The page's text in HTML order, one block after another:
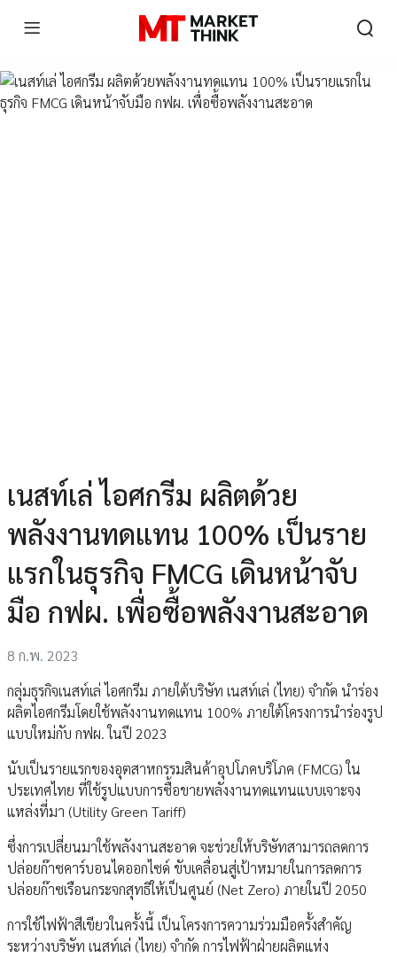
เนสท์เล่ ไอศกรีม ผลิตด้วย
พลังงานทดแทน 100% เป็นราย
แรกในธุรกิจ FMCG เดินหน้าจับ
มือ กฟผ. เพื่อซื้อพลังงานสะอาด
8 ก.พ. 2023
กลุ่มธุรกิจเนสท์เล่ ไอศกรีม ภายใต้บริษัท เนสท์เล่ (ไทย) จำกัด นำร่อง
ผลิตไอศกรีมโดยใช้พลังงานทดแทน 100% ภายใต้โครงการนำร่องรูป
แบบใหม่กับ กฟผ. ในปี 2023
นับเป็นรายแรกของอุตสาหกรรมสินค้าอุปโภคบริโภค (FMCG) ใน
ประเทศไทย ที่ใช้รูปแบบการซื้อขายพลังงานทดแทนแบบเจาะจง
แหล่งที่มา (Utility Green Tariff)
ซึ่งการเปลี่ยนมาใช้พลังงานสะอาด จะช่วยให้บริษัทสามารถลดการ
ปล่อยก๊าซคาร์บอนไดออกไซด์ ขับเคลื่อนสู่เป้าหมายในการลดการ
ปล่อยก๊าซเรือนกระจกสุทธิให้เป็นศูนย์ (Net Zero) ภายในปี 2050
การใช้ไฟฟ้าสีเขียวในครั้งนี้ เป็นโครงการความร่วมมือครั้งสำคัญ
ระหว่างบริษัท เนสท์เล่ (ไทย) จำกัด การไฟฟ้าฝ่ายผลิตแห่ง